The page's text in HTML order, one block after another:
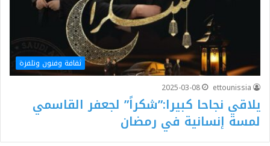
ثقافة وفنون وتلفزة
ettounissia
2025-03-08
يلاقي نجاحا كبيرا:”شكراً” لجعفر القاسمي
لمسة إنسانية في رمضان